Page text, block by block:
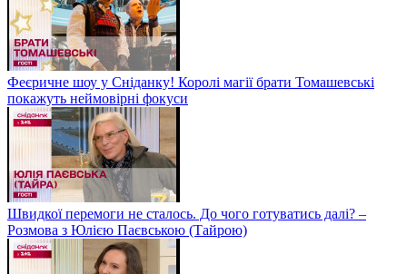
Феєричне шоу у Сніданку! Королі магії брати Томашевські
покажуть неймовірні фокуси
Швидкої перемоги не сталось. До чого готуватись далі? –
Розмова з Юлією Паєвською (Тайрою)